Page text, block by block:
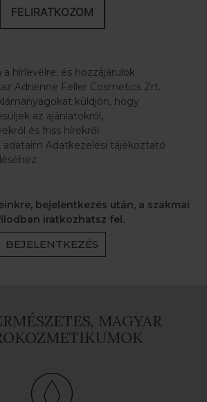
FELIRATKOZOM
a hírlevélre, és hozzájárulok
Adrienne Feller Cosmetics Zrt.
küldjön, hogy
az ajánlatokról,
és friss hírekről.
adataim Adatkezelési tájékoztató
bejelentkezés után, a szakmai
iratkozhatsz fel.
BEJELENTKEZÉS
MAGYAR